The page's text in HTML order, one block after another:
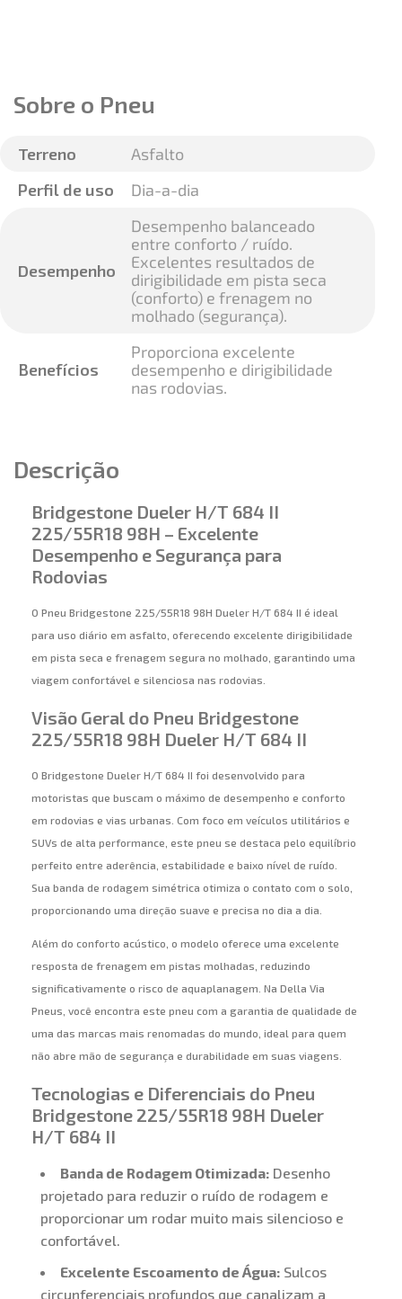
Sobre o Pneu
Terreno
Asfalto
Perfil de uso
Dia-a-dia
Desempenho
Desempenho balanceado
entre conforto / ruído.
Excelentes resultados de
dirigibilidade em pista seca
(conforto) e frenagem no
molhado (segurança).
Benefícios
Proporciona excelente
desempenho e dirigibilidade
nas rodovias.
Descrição
Bridgestone Dueler H/T 684 II
225/55R18 98H – Excelente
Desempenho e Segurança para
Rodovias
O Pneu Bridgestone 225/55R18 98H Dueler H/T 684 II é ideal
para uso diário em asfalto, oferecendo excelente dirigibilidade
em pista seca e frenagem segura no molhado, garantindo uma
viagem confortável e silenciosa nas rodovias.
Visão Geral do Pneu Bridgestone
225/55R18 98H Dueler H/T 684 II
O Bridgestone Dueler H/T 684 II foi desenvolvido para
motoristas que buscam o máximo de desempenho e conforto
em rodovias e vias urbanas. Com foco em veículos utilitários e
SUVs de alta performance, este pneu se destaca pelo equilíbrio
perfeito entre aderência, estabilidade e baixo nível de ruído.
Sua banda de rodagem simétrica otimiza o contato com o solo,
proporcionando uma direção suave e precisa no dia a dia.
Além do conforto acústico, o modelo oferece uma excelente
resposta de frenagem em pistas molhadas, reduzindo
significativamente o risco de aquaplanagem. Na Della Via
Pneus, você encontra este pneu com a garantia de qualidade de
uma das marcas mais renomadas do mundo, ideal para quem
não abre mão de segurança e durabilidade em suas viagens.
Tecnologias e Diferenciais do Pneu
Bridgestone 225/55R18 98H Dueler
H/T 684 II
Banda de Rodagem Otimizada: Desenho
projetado para reduzir o ruído de rodagem e
proporcionar um rodar muito mais silencioso e
confortável.
Excelente Escoamento de Água: Sulcos
circunferenciais profundos que canalizam a